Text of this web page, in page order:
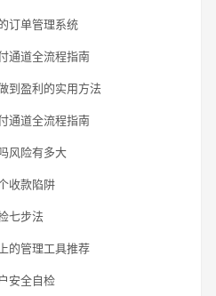
订单管理系统
通道全流程指南
到盈利的实用方法
通道全流程指南
风险有多大
收款陷阱
七步法
的管理工具推荐
安全自检